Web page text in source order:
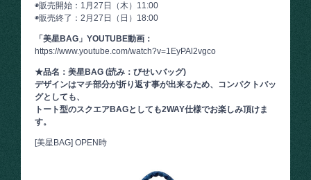
◉販売開始：1月27日（木）11:00
◉販売終了：2月27日（日）18:00
「美星BAG」YOUTUBE動画：
https://www.youtube.com/watch?v=1EyPAl2vgco
★品名：美星BAG (読み：びせいバッグ)
デザインはマチ部分が折り返す事が出来るため、コンパクトバッ
グとしても、
トート型のスクエアBAGとしても2WAY仕様でお楽しみ頂けま
す。
[美星BAG] OPEN時